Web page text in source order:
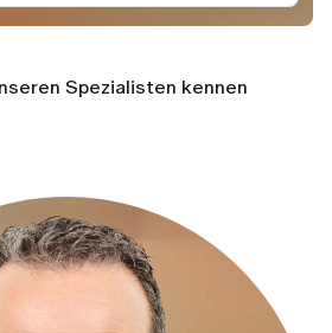
Spezialisten kennen